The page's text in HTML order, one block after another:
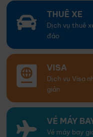
THUÊ XE
Dịch vụ thuê
đáo
VISA
Dịch vụ Visa
giản
VÉ MÁY
Vé máy bay